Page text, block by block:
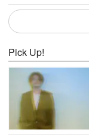
Pick Up!